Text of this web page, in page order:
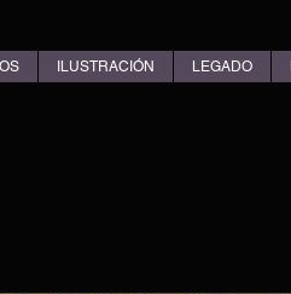
ILUSTRACIÓN LEGADO